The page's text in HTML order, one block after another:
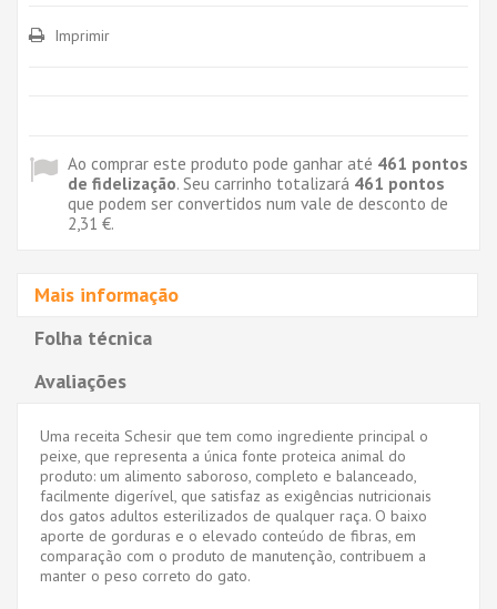
Imprimir
Ao comprar este produto pode ganhar até 461 pontos
de fidelização. Seu carrinho totalizará 461 pontos
que podem ser convertidos num vale de desconto de
2,31 €.
Mais informação
Folha técnica
Avaliações
Uma receita Schesir que tem como ingrediente principal o
peixe, que representa a única fonte proteica animal do
produto: um alimento saboroso, completo e balanceado,
facilmente digerível, que satisfaz as exigências nutricionais
dos gatos adultos esterilizados de qualquer raça. O baixo
aporte de gorduras e o elevado conteúdo de fibras, em
comparação com o produto de manutenção, contribuem a
manter o peso correto do gato.